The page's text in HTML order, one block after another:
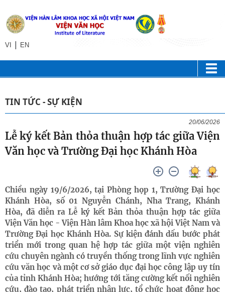
VI | EN
TIN TỨC - SỰ KIỆN
20/06/2026
Lễ ký kết Bản thỏa thuận hợp tác giữa Viện
Văn học và Trường Đại học Khánh Hòa
Chiều ngày 19/6/2026, tại Phòng họp 1, Trường Đại học
Khánh Hòa, số 01 Nguyễn Chánh, Nha Trang, Khánh
Hòa, đã diễn ra Lễ ký kết Bản thỏa thuận hợp tác giữa
Viện Văn học - Viện Hàn lâm Khoa học xã hội Việt Nam và
Trường Đại học Khánh Hòa. Sự kiện đánh dấu bước phát
triển mới trong quan hệ hợp tác giữa một viện nghiên
cứu chuyên ngành có truyền thống trong lĩnh vực nghiên
cứu văn học và một cơ sở giáo dục đại học công lập uy tín
của tỉnh Khánh Hòa; hướng tới tăng cường kết nối nghiên
cứu, đào tạo, phát triển nhân lực, tổ chức hoạt động học